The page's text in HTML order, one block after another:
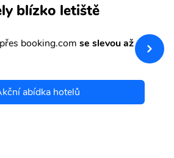
blízko letiště
booking.com se slevou až
abídka hotelů